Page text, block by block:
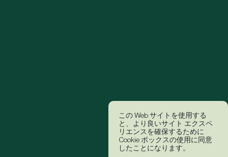
この Web サイトを使用する
と、より良いサイト エクスペ
リエンスを確保するために
Cookie ボックスの使用に同意
したことになります。